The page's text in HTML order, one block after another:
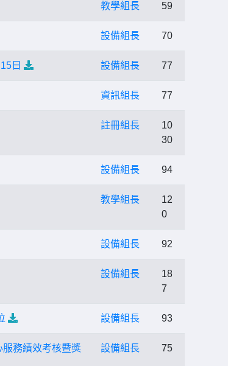
教學組長 59
設備組長 70
日 設備組長 77
資訊組長 77
註冊組長
10
30
設備組長 94
教學組長
12
0
設備組長 92
設備組長
18
7
設備組長 93
服務績效考核暨獎
設備組長 75